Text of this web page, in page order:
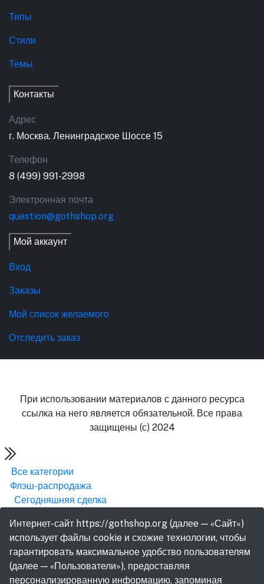
Типы
Стили
Темы
Контакты
Адрес
г. Москва. Ленинградское Шоссе 15
Телефон
8 (499) 991-2998
Электронная почта
question@gothshop.org
Мой аккаунт
Вход
Заказы
Мой список желаемого
Отследить заказ
При использовании материалов с данного ресурса
ссылка на него является обязательной. Все права
защищены (с) 2024
Все категории
Флэш-распродажа
Сегодняшняя сделка
Интернет-сайт https://gothshop.org (далее — «Сайт»)
использует файлы cookie и схожие технологии, чтобы
гарантировать максимальное удобство пользователям
(далее — «Пользователи»), предоставляя
персонализированную информацию, запоминая